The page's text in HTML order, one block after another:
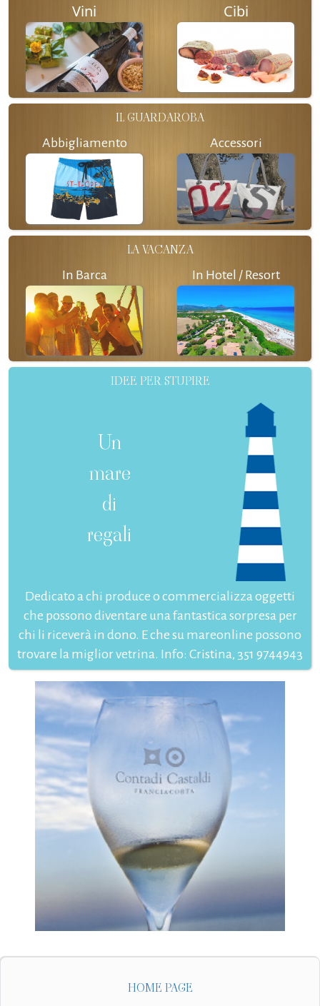
Vini Cibi
IL GUARDAROBA
Abbigliamento Accessori
LA VACANZA
In Barca In Hotel / Resort
IDEE PER STUPIRE
Un
mare
di
regali
Dedicato a chi produce o commercializza oggetti
che possono diventare una fantastica sorpresa per
chi li riceverà in dono. E che su mareonline possono
trovare la miglior vetrina. Info: Cristina, 351 9744943
HOME PAGE